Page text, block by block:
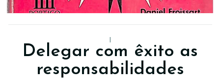
|
Delegar com êxito as
responsabilidades